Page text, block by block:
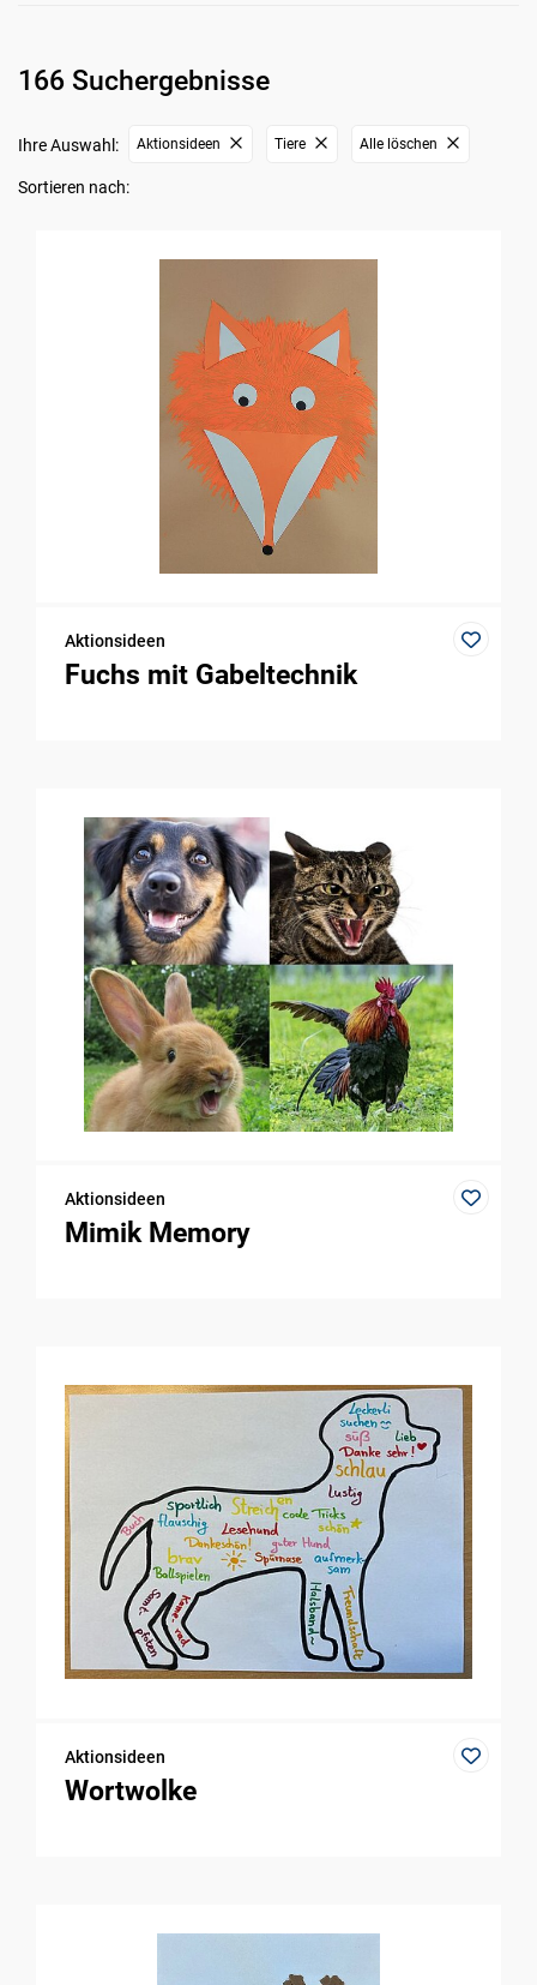
166 Suchergebnisse
Ihre Auswahl: Aktionsideen Tiere Alle löschen
Sortieren nach:
Aktionsideen
Fuchs mit Gabeltechnik
Aktionsideen
Mimik Memory
Aktionsideen
Wortwolke